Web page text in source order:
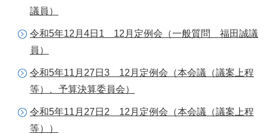
議員）
令和5年12月4日1 12月定例会（一般質問 福田誠議
員）
令和5年11月27日3 12月定例会（本会議（議案上程
等）、予算決算委員会）
令和5年11月27日2 12月定例会（本会議（議案上程
等））